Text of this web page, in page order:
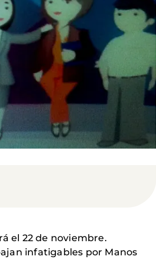
el 22 de noviembre.
infatigables por Manos